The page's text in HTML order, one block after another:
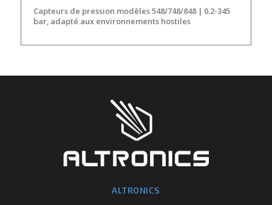
Capteurs de pression modèles 548/748/848 | 0.2-345
bar, adapté aux environnements hostiles
ALTRONICS